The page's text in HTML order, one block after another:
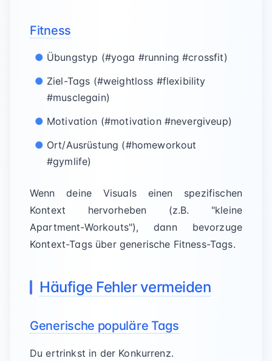
Fitness
Übungstyp (#yoga #running #crossfit)
Ziel-Tags (#weightloss #flexibility
#musclegain)
Motivation (#motivation #nevergiveup)
Ort/Ausrüstung (#homeworkout
#gymlife)
Wenn deine Visuals einen spezifischen
Kontext hervorheben (z.B. "kleine
Apartment-Workouts"), dann bevorzuge
Kontext-Tags über generische Fitness-Tags.
Häufige Fehler vermeiden
Generische populäre Tags
Du ertrinkst in der Konkurrenz.